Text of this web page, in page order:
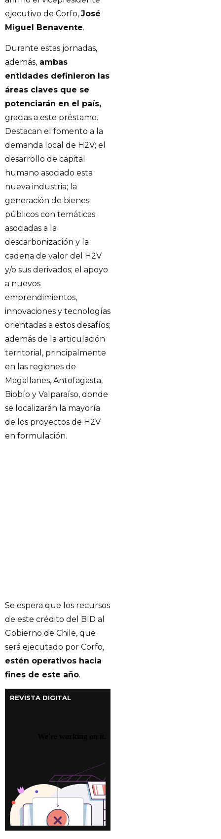
ejecutivo de Corfo, José
Miguel Benavente.
Durante estas jornadas,
además, ambas
entidades definieron las
áreas claves que se
potenciarán en el país,
gracias a este préstamo.
Destacan el fomento a la
demanda local de H2V; el
desarrollo de capital
humano asociado esta
nueva industria; la
generación de bienes
públicos con temáticas
asociadas a la
descarbonización y la
cadena de valor del H2V
y/o sus derivados; el apoyo
a nuevos
emprendimientos,
innovaciones y tecnologías
orientadas a estos desafíos;
además de la articulación
territorial, principalmente
en las regiones de
Magallanes, Antofagasta,
Biobío y Valparaíso, donde
se localizarán la mayoría
de los proyectos de H2V
en formulación.
Se espera que los recursos
de este crédito del BID al
Gobierno de Chile, que
será ejecutado por Corfo,
estén operativos hacia
fines de este año.
REVISTA DIGITAL